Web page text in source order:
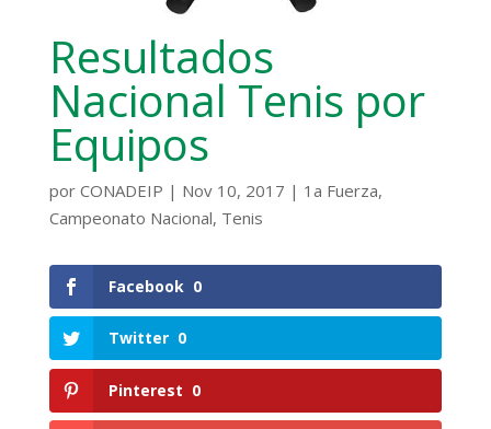
Resultados
Nacional Tenis por
Equipos
por CONADEIP | Nov 10, 2017 | 1a Fuerza,
Campeonato Nacional, Tenis
Facebook 0
Twitter 0
Pinterest 0